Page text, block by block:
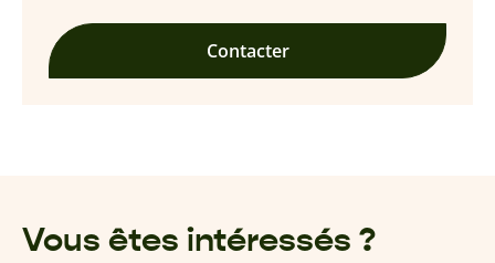
Contacter
Vous êtes intéressés ?